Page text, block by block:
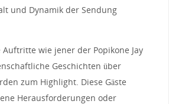
‌und Dynamik der‍ Sendung⁤
wie jener ‌der ⁢Popikone Jay
Geschichten über
zum Highlight. Diese Gäste
Herausforderungen oder